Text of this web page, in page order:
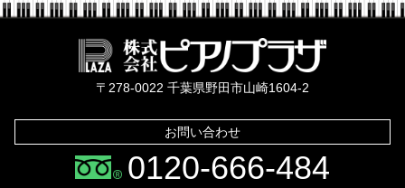
〒278-0022 千葉県野田市山崎1604-2
お問い合わせ
0120-666-484